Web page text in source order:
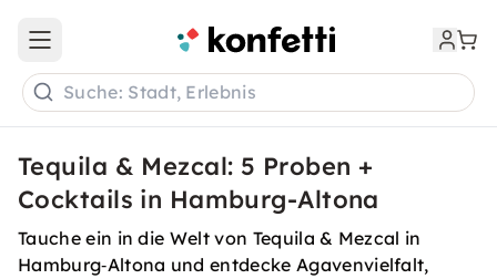
Open main menu
Suche: Stadt, Erlebnis
Tequila & Mezcal: 5 Proben +
Cocktails in Hamburg-Altona
Tauche ein in die Welt von Tequila & Mezcal in
Hamburg‑Altona und entdecke Agavenvielfalt,